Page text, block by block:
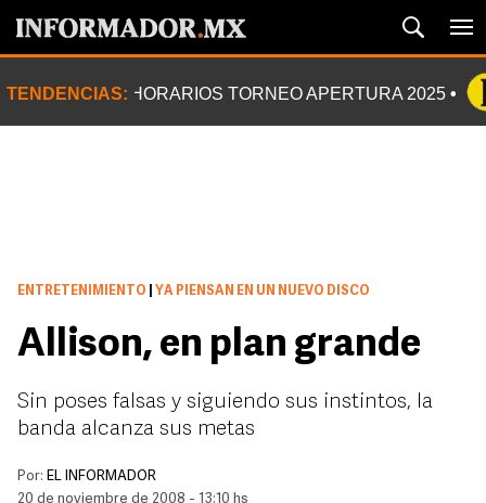
TENDENCIAS: HORARIOS TORNEO APERTURA 2025
ENTRETENIMIENTO YA PIENSAN EN UN NUEVO DISCO
Allison, en plan grande
Sin poses falsas y siguiendo sus instintos, la
banda alcanza sus metas
Por: EL INFORMADOR
20 de noviembre de 2008 - 13:10 hs